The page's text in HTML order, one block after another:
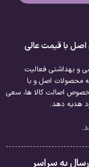
اصل با قیمت عالی
و بهداشتی فعالیت
محصولات اصل و با
اصالت کالا ها، سعی
هدیه دهد.
به سراسر